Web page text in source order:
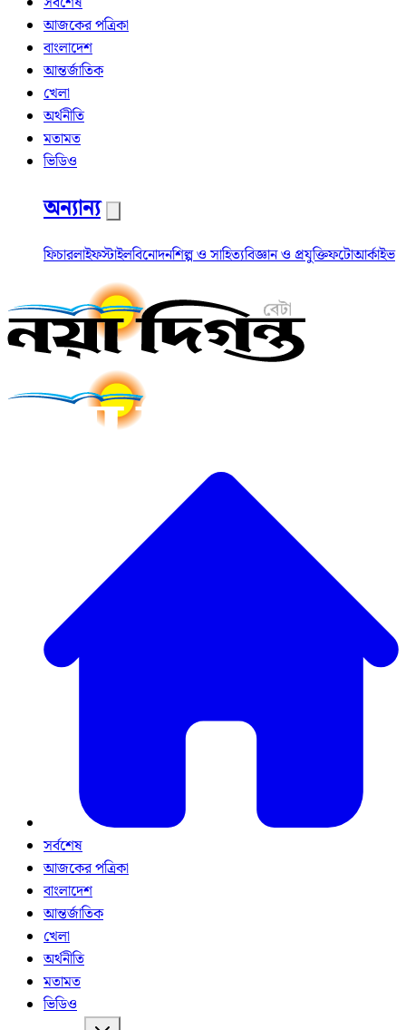
আজকের পত্রিকা
বাংলাদেশ
আন্তর্জাতিক
খেলা
অর্থনীতি
মতামত
ভিডিও
অন্যান্য
ফিচারলাইফস্টাইলবিনোদনশিল্প ও সাহিত্যবিজ্ঞান ও প্রযুক্তিফটোআর্কাইভ
সর্বশেষ
আজকের পত্রিকা
বাংলাদেশ
আন্তর্জাতিক
খেলা
অর্থনীতি
মতামত
ভিডিও